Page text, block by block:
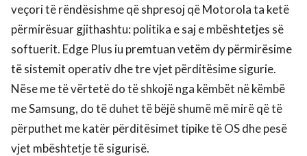
veçori të rëndësishme që shpresoj që Motorola ta ketë
përmirësuar gjithashtu: politika e saj e mbështetjes së
softuerit. Edge Plus iu premtuan vetëm dy përmirësime
të sistemit operativ dhe tre vjet përditësime sigurie.
Nëse me të vërtetë do të shkojë nga këmbët në këmbë
me Samsung, do të duhet të bëjë shumë më mirë që të
përputhet me katër përditësimet tipike të OS dhe pesë
vjet mbështetje të sigurisë.